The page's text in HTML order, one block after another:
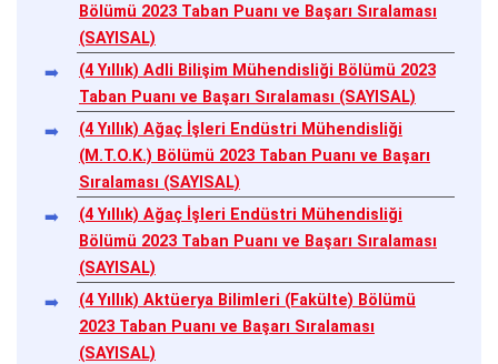
Bölümü 2023 Taban Puanı ve Başarı Sıralaması
(SAYISAL)
(4 Yıllık) Adli Bilişim Mühendisliği Bölümü 2023
Taban Puanı ve Başarı Sıralaması (SAYISAL)
(4 Yıllık) Ağaç İşleri Endüstri Mühendisliği
(M.T.O.K.) Bölümü 2023 Taban Puanı ve Başarı
Sıralaması (SAYISAL)
(4 Yıllık) Ağaç İşleri Endüstri Mühendisliği
Bölümü 2023 Taban Puanı ve Başarı Sıralaması
(SAYISAL)
(4 Yıllık) Aktüerya Bilimleri (Fakülte) Bölümü
2023 Taban Puanı ve Başarı Sıralaması
(SAYISAL)